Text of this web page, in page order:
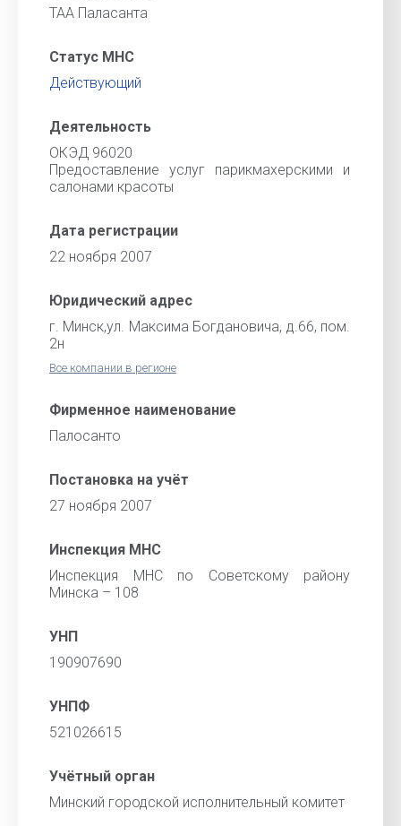
ТАА Паласанта
Статус МНС
Действующий
Деятельность
ОКЭД 96020
Предоставление услуг парикмахерскими и
салонами красоты
Дата регистрации
22 ноября 2007
Юридический адрес
г. Минск,ул. Максима Богдановича, д.66, пом.
2н
Все компании в регионе
Фирменное наименование
Палосанто
Постановка на учёт
27 ноября 2007
Инспекция МНС
Инспекция МНС по Советскому району
Минска – 108
УНП
190907690
УНПФ
521026615
Учётный орган
Минский городской исполнительный комитет